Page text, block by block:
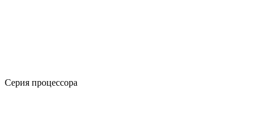
Серия процессора